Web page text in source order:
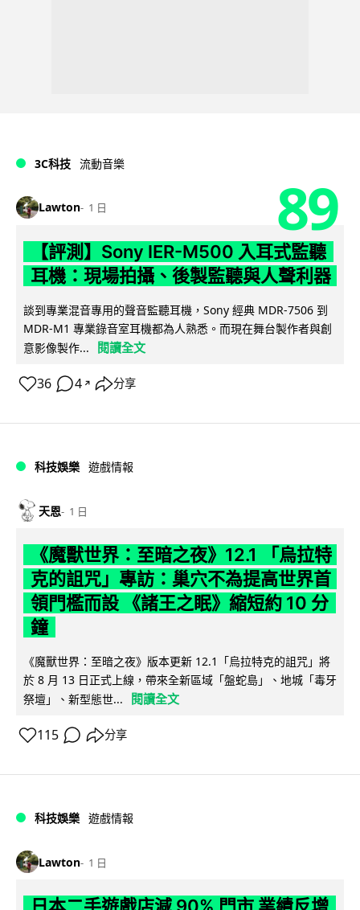
3C科技 流動音樂
Lawton 1 日 89
【評測】Sony IER-M500 入耳式監聽
耳機：現場拍攝、後製監聽與人聲利器
談到專業混音專用的聲音監聽耳機，Sony 經典 MDR-7506 到
MDR-M1 專業錄音室耳機都為人熟悉。而現在舞台製作者與創
意影像製作...
閱讀全文
36 4 ↗ 分享
科技娛樂 遊戲情報
天恩 1 日
《魔獸世界：至暗之夜》12.1 「烏拉特
克的詛咒」專訪：巢穴不為提高世界首
領門檻而設 《諸王之眠》縮短約 10 分
鐘
《魔獸世界：至暗之夜》版本更新 12.1「烏拉特克的詛咒」將
於 8 月 13 日正式上線，帶來全新區域「盤蛇島」、地城「毒牙
祭壇」、新型態世...
閱讀全文
115 分享
科技娛樂 遊戲情報
Lawton 1 日